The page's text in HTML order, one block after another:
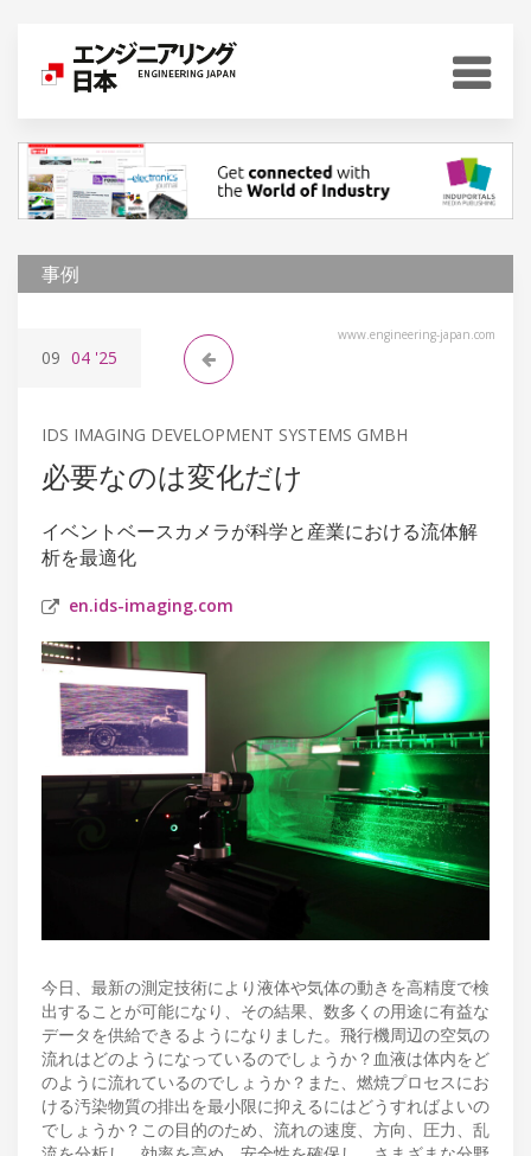
事例
www.engineering-japan.com
09 04 '25
IDS IMAGING DEVELOPMENT SYSTEMS GMBH
必要なのは変化だけ
イベントベースカメラが科学と産業における流体解
析を最適化
en.ids-imaging.com
今日、最新の測定技術により液体や気体の動きを高精度で検
出することが可能になり、その結果、数多くの用途に有益な
データを供給できるようになりました。飛行機周辺の空気の
流れはどのようになっているのでしょうか？血液は体内をど
のように流れているのでしょうか？また、燃焼プロセスにお
ける汚染物質の排出を最小限に抑えるにはどうすればよいの
でしょうか？この目的のため、流れの速度、方向、圧力、乱